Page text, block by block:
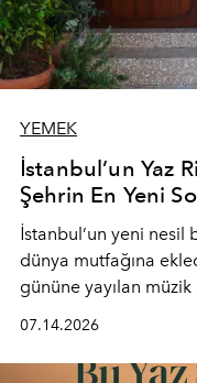
YEMEK
İstanbul’un Yaz
Şehrin En Yeni
İstanbul’un yeni nesil
dünya mutfağına
gününe yayılan
lüks" anlayışıyla
07.14.2026